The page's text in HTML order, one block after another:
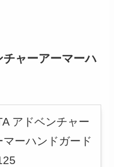
ャーアーマーハ
アドベンチャー
マーハンドガード